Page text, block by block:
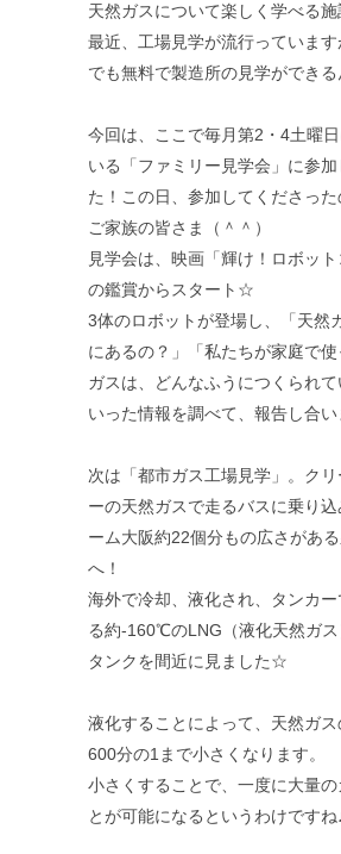
天然ガスについて楽しく学べる施
最近、工場見学が流行っています
でも無料で製造所の見学ができる
今回は、ここで毎月第2・4土曜
いる「ファミリー見学会」に参加
た！この日、参加してくださっ
ご家族の皆さま（＾＾）
見学会は、映画「輝け！ロボット
の鑑賞からスタート☆
3体のロボットが登場し、「天然
にあるの？」「私たちが家庭で
ガスは、どんなふうにつくられて
いった情報を調べて、報告し合い
次は「都市ガス工場見学」。ク
ーの天然ガスで走るバスに乗り
ーム大阪約22個分もの広さがあ
へ！
海外で冷却、液化され、タンカー
る約-160℃のLNG（液化天然ガス
タンクを間近に見ました☆
液化することによって、天然ガ
600分の1まで小さくなります。
小さくすることで、一度に大量の
とが可能になるというわけですね